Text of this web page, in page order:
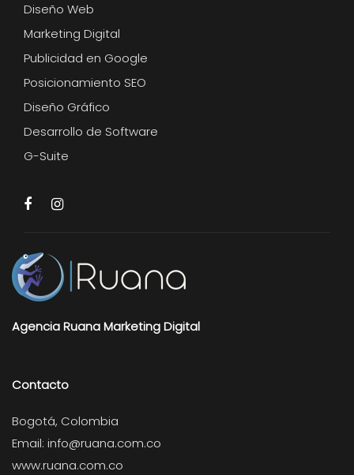
Diseño Web
Marketing Digital
Publicidad en Google
Posicionamiento SEO
Diseño Gráfico
Desarrollo de Software
G-Suite
Agencia Ruana Marketing Digital
Contacto
Bogotá, Colombia
Email: info@ruana.com.co
www.ruana.com.co